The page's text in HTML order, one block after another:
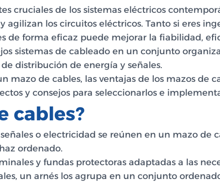
cruciales de los sistemas eléctricos
agilizan los circuitos eléctricos. Tanto si eres
de forma eficaz puede mejorar la fiabilidad,
sistemas de cableado en un conjunto
distribución de energía y señales.
mazo de cables, las ventajas de los mazos de
y consejos para seleccionarlos e
cables?
o electricidad se reúnen en un mazo de
ordenado.
y fundas protectoras adaptadas a las
un arnés los agrupa en un conjunto